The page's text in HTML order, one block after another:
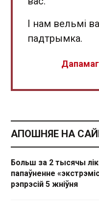
І нам вельмі
падтрымка.
АПОШНЯЕ НА
Больш за 2 тысячы
папаўненне
рэпрэсій 5 жніўня